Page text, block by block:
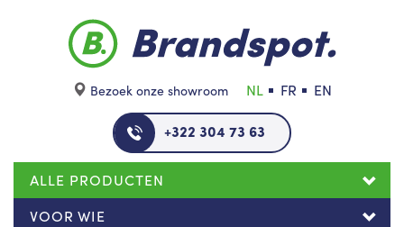
Bezoek onze showroom NL FR
EN
+322 304 73 63
ALLE PRODUCTEN
VOOR WIE